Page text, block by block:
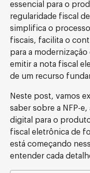
essencial para o
regularidade fiscal
simplifica o
fiscais, facilita o
para a
emitir a nota fiscal
de um recurso
Neste post, vamos
saber sobre a NFP-
digital para o
fiscal eletrônica de
está começando
entender cada